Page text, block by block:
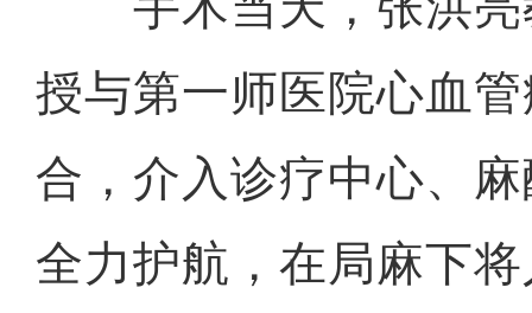
授与第一师医院心血
合，介入诊疗中心、
全力护航，在局麻下